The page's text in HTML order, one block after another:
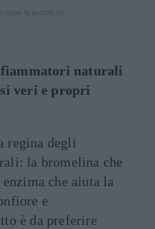
naturali
veri e propri
regina degli
la bromelina che
che aiuta la
e
è da preferire